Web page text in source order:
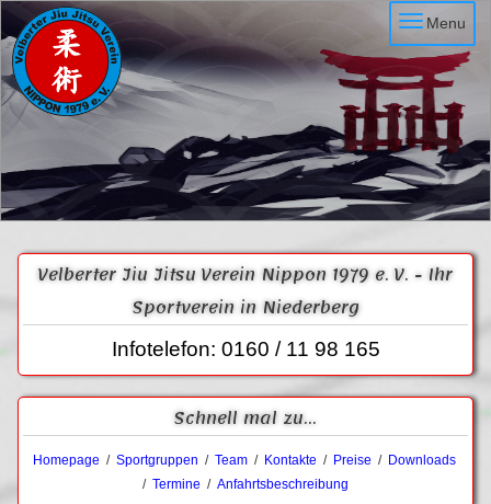
Menu
Velberter Jiu Jitsu Verein Nippon 1979 e. V. - Ihr
Sportverein in Niederberg
Infotelefon: 0160 / 11 98 165
Schnell mal zu...
Homepage / Sportgruppen / Team/ Kontakte / Preise / Downloads
/ Termine / Anfahrtsbeschreibung